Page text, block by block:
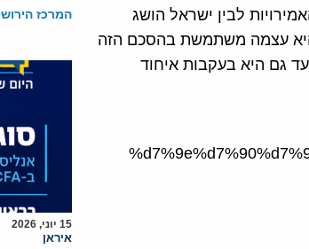
לבין ישראל הושג
היא עצמה משתמשת בהסכם הזה
גם היא בעקבות איחוד
המרכז
15 יוני, 2026
איראן